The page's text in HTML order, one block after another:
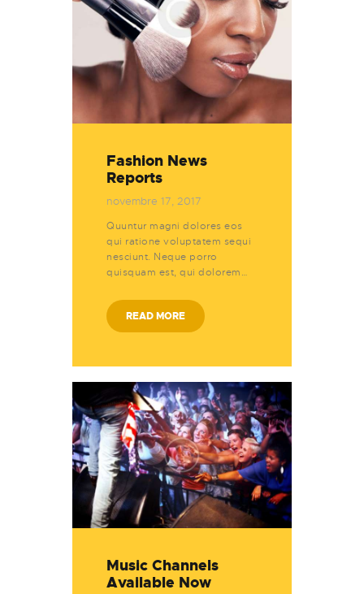
Fashion News
Reports
novembre 17, 2017
Quuntur magni dolores eos
qui ratione voluptatem sequi
nesciunt. Neque porro
quisquam est, qui dolorem…
READ MORE
Music Channels
Available Now